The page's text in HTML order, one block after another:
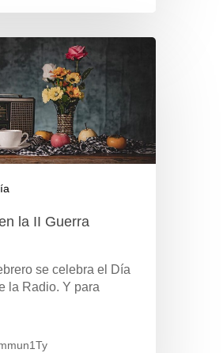
buscar o ESC para cerrar
la II Guerra
se celebra el Día
la Radio. Y para